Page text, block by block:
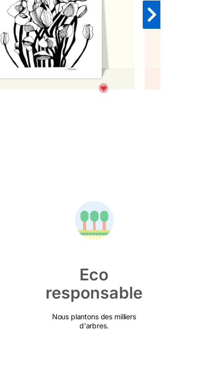
Eco
responsable
Nous plantons des milliers
d'arbres.